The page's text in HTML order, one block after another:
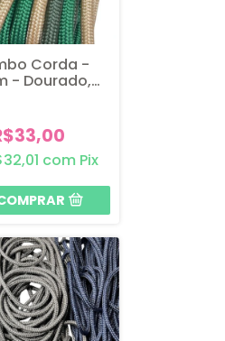
Corda -
- Dourado,
com Pix